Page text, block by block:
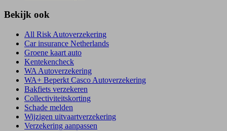
Bekijk ook
All Risk Autoverzekering
Car insurance Netherlands
Groene kaart auto
Kentekencheck
WA Autoverzekering
WA+ Beperkt Casco Autoverzekering
Bakfiets verzekeren
Collectiviteitskorting
Schade melden
Wijzigen uitvaartverzekering
Verzekering aanpassen